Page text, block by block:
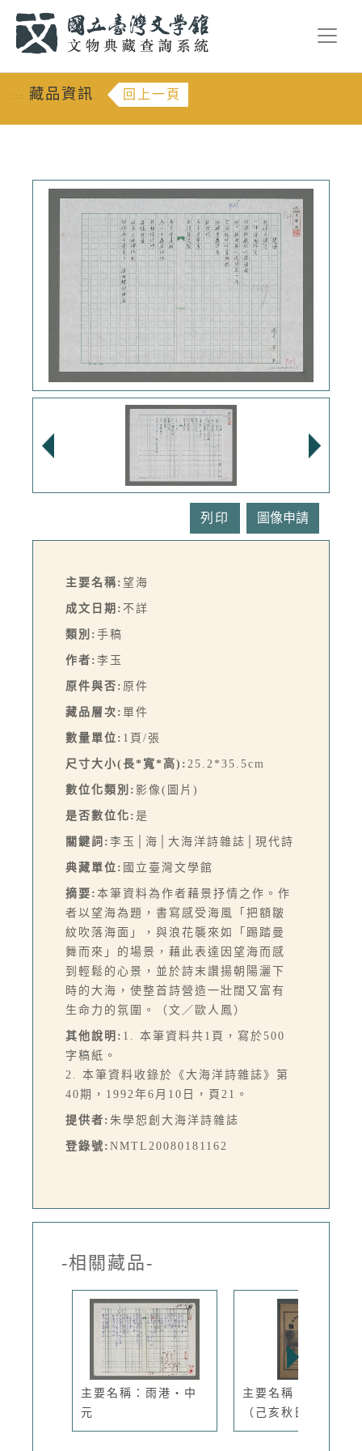
::: 藏品資訊 回上一頁
列印
主要名稱: 望海
成文日期: 不詳
類別: 手稿
作者: 李玉
原件與否: 原件
藏品層次: 單件
數量單位: 1頁/張
尺寸大小(長*寬*高): 25.2*35.5cm
數位化類別: 影像(圖片)
是否數位化: 是
關鍵詞: 李玉│海│大海洋詩雜誌│現代詩
典藏單位: 國立臺灣文學館
摘要: 本筆資料為作者藉景抒情之作。作
者以望海為題，書寫感受海風「把額皺
紋吹落海面」，與浪花襲來如「踢踏曼
舞而來」的場景，藉此表達因望海而感
到輕鬆的心景，並於詩末讚揚朝陽灑下
時的大海，使整首詩營造一壯闊又富有
生命力的氛圍。（文／歐人鳳）
其他說明: 1. 本筆資料共1頁，寫於500
字稿紙。
2. 本筆資料收錄於《大海洋詩雜誌》第
40期，1992年6月10日，頁21。
提供者: 朱學恕創大海洋詩雜誌
登錄號: NMTL20080181162
-相關藏品-
主要名稱：雨港・中
元
主要名稱：潛園詩草
（己亥秋日）